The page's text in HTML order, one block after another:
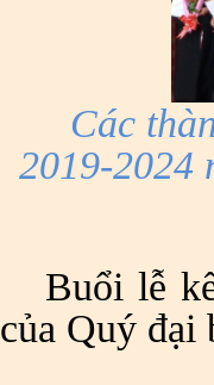
Các
2019-2024
Buổi lễ
của Quý đại